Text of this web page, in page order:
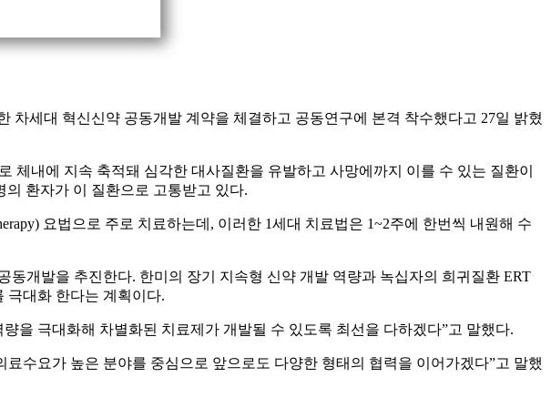
차세대 혁신신약 공동개발 계약을 체결하고 공동연구에 본격 착수했다고 27일 밝혔
체내에 지속 축적돼 심각한 대사질환을 유발하고 사망에까지 이를 수 있는 질환이
환자가 이 질환으로 고통받고 있다.
요법으로 주로 치료하는데, 이러한 1세대 치료법은 1~2주에 한번씩 내원해 수
개발을 추진한다. 한미의 장기 지속형 신약 개발 역량과 녹십자의 희귀질환 ERT
극대화 한다는 계획이다.
을 극대화해 차별화된 치료제가 개발될 수 있도록 최선을 다하겠다”고 말했다.
수요가 높은 분야를 중심으로 앞으로도 다양한 형태의 협력을 이어가겠다”고 말했